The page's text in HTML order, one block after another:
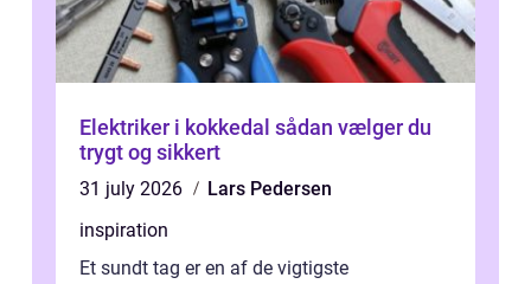
Elektriker i kokkedal sådan vælger du
trygt og sikkert
31 july 2026
Lars Pedersen
inspiration
Et sundt tag er en af de vigtigste